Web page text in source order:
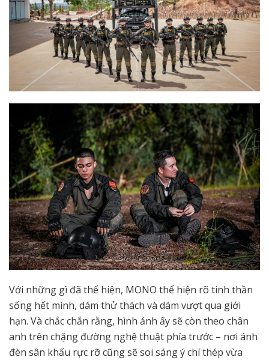
Với những gì đã thể hiện, MONO thể hiện rõ tinh thần
sống hết mình, dám thử thách và dám vượt qua giới
hạn. Và chắc chắn rằng, hình ảnh ấy sẽ còn theo chân
anh trên chặng đường nghệ thuật phía trước – nơi ánh
đèn sân khấu rực rỡ cũng sẽ soi sáng ý chí thép vừa